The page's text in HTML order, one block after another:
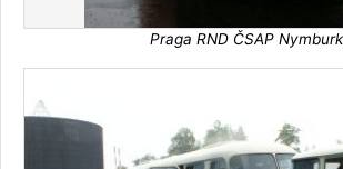
Praga RND ČSAP